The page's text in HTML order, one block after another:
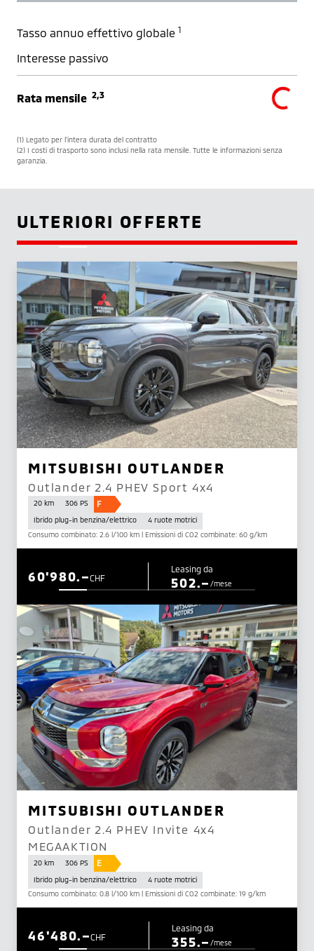
Tasso annuo effettivo globale 1
Interesse passivo
Rata mensile 2,3
(1) Legato per l’intera durata del contratto
(2) I costi di trasporto sono inclusi nella rata mensile. Tutte le informazioni senza
garanzia.
ULTERIORI OFFERTE
MITSUBISHI OUTLANDER
Outlander 2.4 PHEV Sport 4x4
20 km 306 PS F
Ibrido plug-in benzina/elettrico
4 ruote motrici
Consumo combinato: 2.6 l/100 km | Emissioni di CO2 combinate: 60 g/km
CHF
60'980.– Leasing da
502.–/mese
MITSUBISHI OUTLANDER
Outlander 2.4 PHEV Invite 4x4
MEGAAKTION
20 km 306 PS E
Ibrido plug-in benzina/elettrico
4 ruote motrici
Consumo combinato: 0.8 l/100 km | Emissioni di CO2 combinate: 19 g/km
CHF
46'480.– Leasing da
355.–/mese